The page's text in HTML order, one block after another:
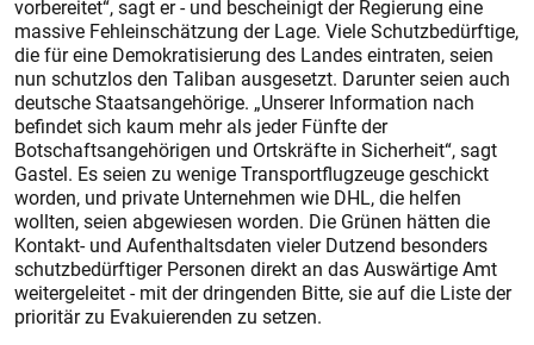
vorbereitet“, sagt er - und bescheinigt der Regierung eine
massive Fehleinschätzung der Lage. Viele Schutzbedürftige,
die für eine Demokratisierung des Landes eintraten, seien
nun schutzlos den Taliban ausgesetzt. Darunter seien auch
deutsche Staatsangehörige. „Unserer Information nach
befindet sich kaum mehr als jeder Fünfte der
Botschaftsangehörigen und Ortskräfte in Sicherheit“, sagt
Gastel. Es seien zu wenige Transportflugzeuge geschickt
worden, und private Unternehmen wie DHL, die helfen
wollten, seien abgewiesen worden. Die Grünen hätten die
Kontakt- und Aufenthaltsdaten vieler Dutzend besonders
schutzbedürftiger Personen direkt an das Auswärtige Amt
weitergeleitet - mit der dringenden Bitte, sie auf die Liste der
prioritär zu Evakuierenden zu setzen.